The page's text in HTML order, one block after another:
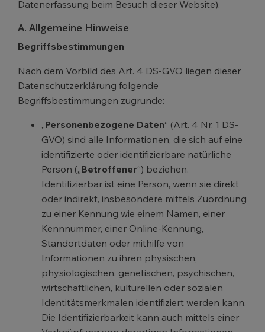
Datenerfassung beim Besuch dieser Website).
A. Allgemeine Hinweise
Begriffsbestimmungen
Nach dem Vorbild des Art. 4 DS-GVO liegen dieser
Datenschutzerklärung folgende
Begriffsbestimmungen zugrunde:
„Personenbezogene Daten“ (Art. 4 Nr. 1 DS-
GVO) sind alle Informationen, die sich auf eine
identifizierte oder identifizierbare natürliche
Person („Betroffener“) beziehen.
Identifizierbar ist eine Person, wenn sie direkt
oder indirekt, insbesondere mittels Zuordnung
zu einer Kennung wie einem Namen, einer
Kennnummer, einer Online-Kennung,
Standortdaten oder mithilfe von
Informationen zu ihren physischen,
physiologischen, genetischen, psychischen,
wirtschaftlichen, kulturellen oder sozialen
Identitätsmerkmalen identifiziert werden kann.
Die Identifizierbarkeit kann auch mittels einer